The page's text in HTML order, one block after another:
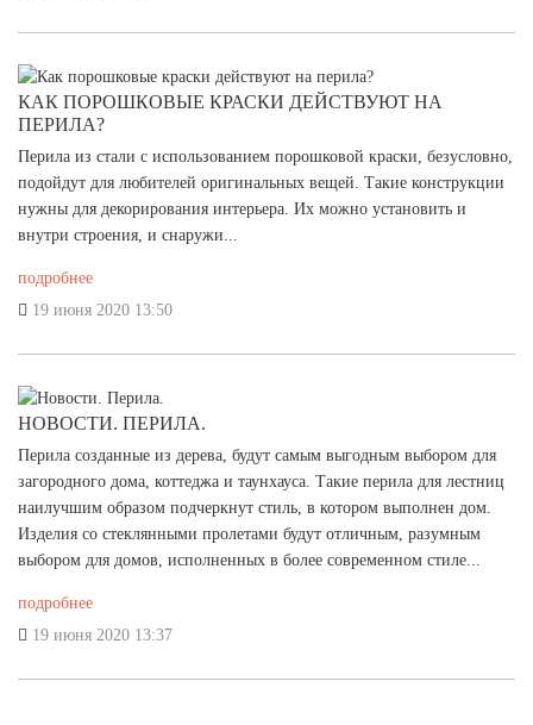
КАК ПОРОШКОВЫЕ КРАСКИ ДЕЙСТВУЮТ НА
ПЕРИЛА?
Перила из стали с использованием порошковой краски, безусловно,
подойдут для любителей оригинальных вещей. Такие конструкции
нужны для декорирования интерьера. Их можно установить и
внутри строения, и снаружи...
подробнее
19 июня 2020 13:50
НОВОСТИ. ПЕРИЛА.
Перила созданные из дерева, будут самым выгодным выбором для
загородного дома, коттеджа и таунхауса. Такие перила для лестниц
наилучшим образом подчеркнут стиль, в котором выполнен дом.
Изделия со стеклянными пролетами будут отличным, разумным
выбором для домов, исполненных в более современном стиле...
подробнее
19 июня 2020 13:37